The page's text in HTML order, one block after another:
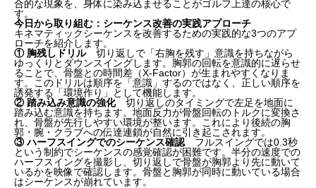
合的な現象を、身体に染み込ませることがゴルフ上達の核心で
す。
今日から取り組む：シーケンス改善の実践アプローチ
キネマティックシーケンスを改善するための実践的な3つのアプ
ローチを紹介します。
① 胸残しドリル切り返しで「右胸を残す」意識を持ちながら
ゆっくりとダウンスイングします。胸郭の回転を意識的に遅らせ
ることで、骨盤との時間差（X-Factor）が生まれやすくなりま
す。このドリルは順序を「意識」するのではなく、正しい順序を
誘発する「環境作り」として機能します。
② 踏み込み意識の強化切り返しのタイミングで左足を地面に
踏み込む意識を持ちます。地面反力が骨盤回転のトルクに変換さ
れ、骨盤が先行しやすい環境が整います。これにより後続の胸
郭・腕・クラブへの伝達連鎖が自然に引き起こされます。
③ ハーフスイングでのシーケンス確認 フルスイングでは0.3秒
という制約でシーケンスの感覚確認が困難です。半分の速度での
ハーフスイングを撮影し、切り返しで骨盤が胸郭より先に動いて
いるかを映像で確認します。骨盤と胸郭が同時に動いている場合
はシーケンスが崩れています。